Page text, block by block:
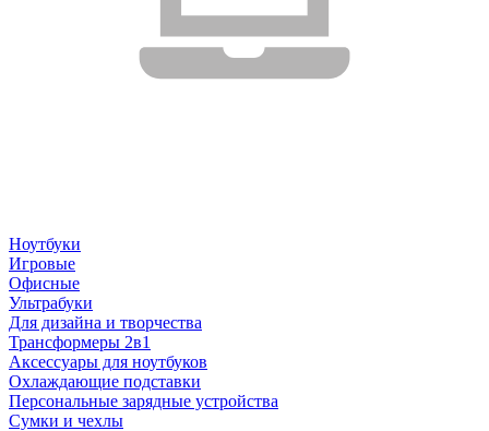
Ноутбуки
Игровые
Офисные
Ультрабуки
Для дизайна и творчества
Трансформеры 2в1
Аксессуары для ноутбуков
Охлаждающие подставки
Персональные зарядные устройства
Сумки и чехлы